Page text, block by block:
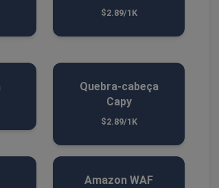
$2.89/1K
Quebra-cabeça
Capy
$2.89/1K
Amazon WAF